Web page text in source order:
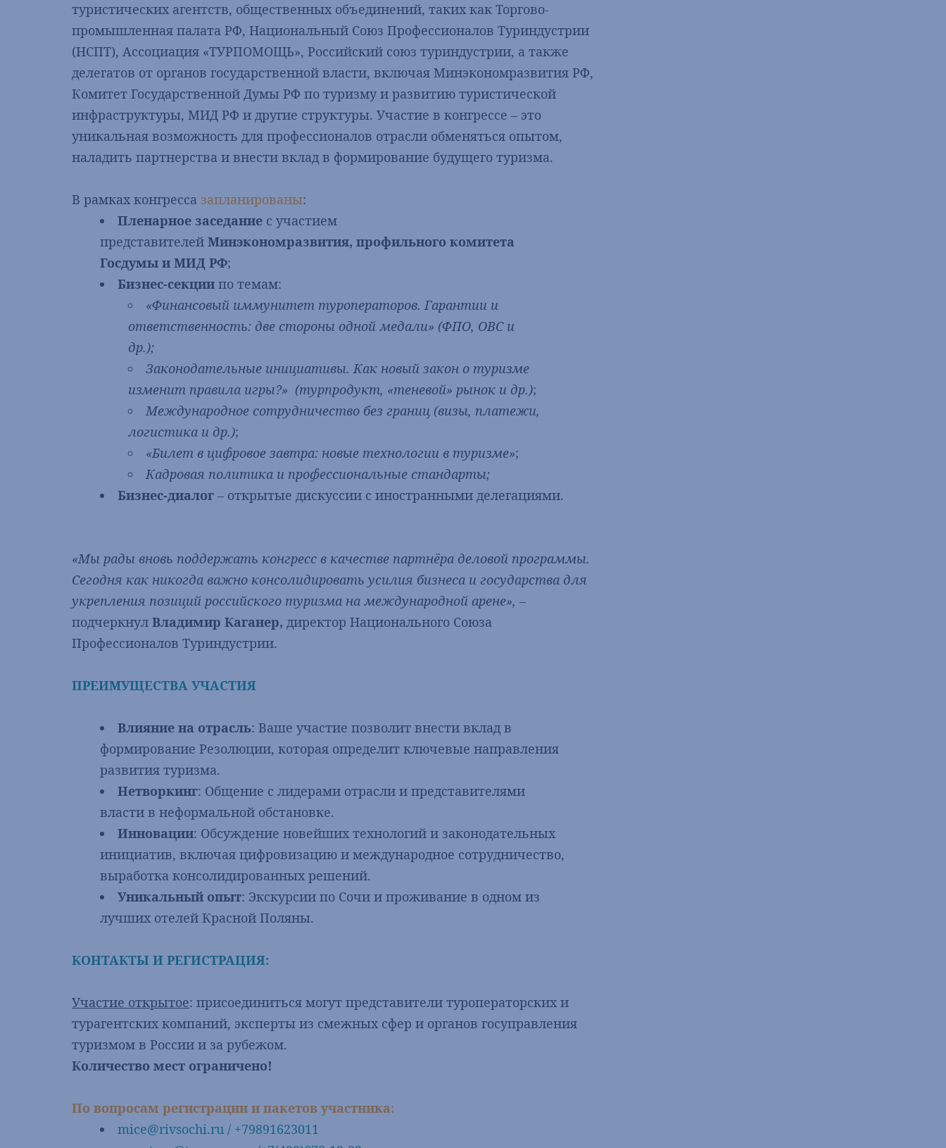
туристических агентств, общественных объединений, таких как Торгово-
промышленная палата РФ, Национальный Союз Профессионалов Туриндустрии
(НСПТ), Ассоциация «ТУРПОМОЩЬ», Российский союз туриндустрии, а также
делегатов от органов государственной власти, включая Минэкономразвития РФ,
Комитет Государственной Думы РФ по туризму и развитию туристической
инфраструктуры, МИД РФ и другие структуры. Участие в конгрессе – это
уникальная возможность для профессионалов отрасли обменяться опытом,
наладить партнерства и внести вклад в формирование будущего туризма.
В рамках конгресса запланированы:
Пленарное заседание с участием
представителей Минэкономразвития, профильного комитета
Госдумы и МИД РФ;
Бизнес-секции по темам:
«Финансовый иммунитет туроператоров. Гарантии и
ответственность: две стороны одной медали» (ФПО, ОВС и
др.);
Законодательные инициативы. Как новый закон о туризме
изменит правила игры?» (турпродукт, «теневой» рынок и др.);
Международное сотрудничество без границ (визы, платежи,
логистика и др.);
«Билет в цифровое завтра: новые технологии в туризме»;
Кадровая политика и профессиональные стандарты;
Бизнес-диалог – открытые дискуссии с иностранными делегациями.
«Мы рады вновь поддержать конгресс в качестве партнёра деловой программы.
Сегодня как никогда важно консолидировать усилия бизнеса и государства для
укрепления позиций российского туризма на международной арене», –
подчеркнул Владимир Каганер, директор Национального Союза
Профессионалов Туриндустрии.
ПРЕИМУЩЕСТВА УЧАСТИЯ
Влияние на отрасль: Ваше участие позволит внести вклад в
формирование Резолюции, которая определит ключевые направления
развития туризма.
Нетворкинг: Общение с лидерами отрасли и представителями
власти в неформальной обстановке.
Инновации: Обсуждение новейших технологий и законодательных
инициатив, включая цифровизацию и международное сотрудничество,
выработка консолидированных решений.
Уникальный опыт: Экскурсии по Сочи и проживание в одном из
лучших отелей Красной Поляны.
КОНТАКТЫ И РЕГИСТРАЦИЯ:
Участие открытое: присоединиться могут представители туроператорских и
турагентских компаний, эксперты из смежных сфер и органов госуправления
туризмом в России и за рубежом.
Количество мест ограничено!
По вопросам регистрации и пакетов участника:
mice@rivsochi.ru / +79891623011